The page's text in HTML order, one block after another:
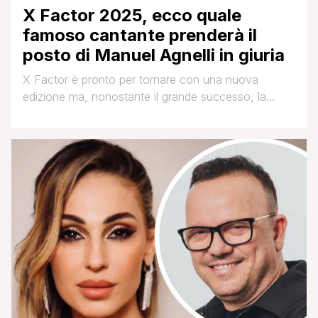
X Factor 2025, ecco quale
famoso cantante prenderà il
posto di Manuel Agnelli in giuria
X Factor è pronto per tornare con una nuova
edizione ma, nonostante il grande successo, la
accompagnati nel percorso da Giorgia, che anche
quest'anno è stata riconfermata, e sono stati
giudicati da Achille Lauro, Jake La Furia, Paola Iezzi
e Manuel [']